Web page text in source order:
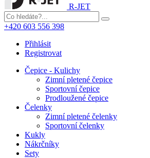
R-JET
+420 603 556 398
Přihlásit
Registrovat
Čepice - Kulichy
Zimní pletené čepice
Sportovní čepice
Prodloužené čepice
Čelenky
Zimní pletené čelenky
Sportovní čelenky
Kukly
Nákrčníky
Sety